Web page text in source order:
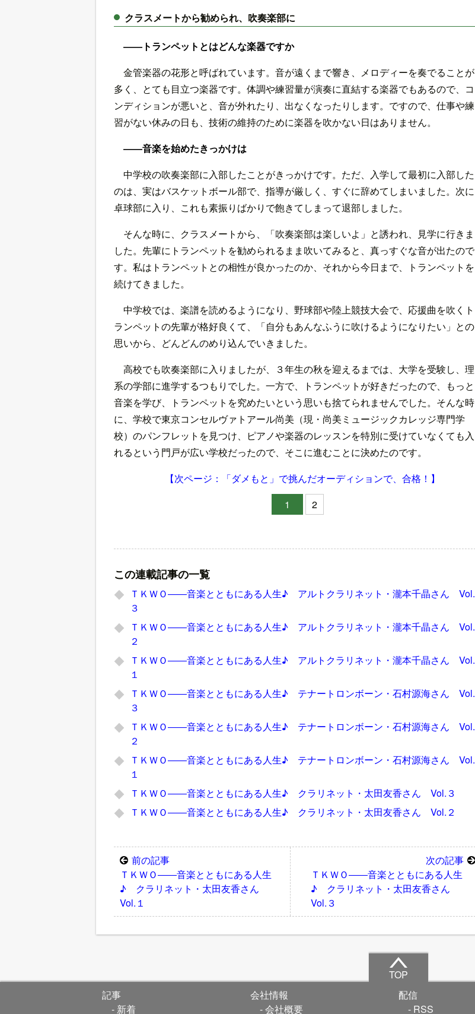
クラスメートから勧められ、吹奏楽部に
――トランペットとはどんな楽器ですか
金管楽器の花形と呼ばれています。音が遠くまで響き、メロディーを奏でることが
多く、とても目立つ楽器です。体調や練習量が演奏に直結する楽器でもあるので、コ
ンディションが悪いと、音が外れたり、出なくなったりします。ですので、仕事や練
習がない休みの日も、技術の維持のために楽器を吹かない日はありません。
――音楽を始めたきっかけは
中学校の吹奏楽部に入部したことがきっかけです。ただ、入学して最初に入部した
のは、実はバスケットボール部で、指導が厳しく、すぐに辞めてしまいました。次に
卓球部に入り、これも素振りばかりで飽きてしまって退部しました。
そんな時に、クラスメートから、「吹奏楽部は楽しいよ」と誘われ、見学に行きま
した。先輩にトランペットを勧められるまま吹いてみると、真っすぐな音が出たので
す。私はトランペットとの相性が良かったのか、それから今日まで、トランペットを
続けてきました。
中学校では、楽譜を読めるようになり、野球部や陸上競技大会で、応援曲を吹くト
ランペットの先輩が格好良くて、「自分もあんなふうに吹けるようになりたい」との
思いから、どんどんのめり込んでいきました。
高校でも吹奏楽部に入りましたが、３年生の秋を迎えるまでは、大学を受験し、理
系の学部に進学するつもりでした。一方で、トランペットが好きだったので、もっと
音楽を学び、トランペットを究めたいという思いも捨てられませんでした。そんな時
に、学校で東京コンセルヴァトアール尚美（現・尚美ミュージックカレッジ専門学
校）のパンフレットを見つけ、ピアノや楽器のレッスンを特別に受けていなくても入
れるという門戸が広い学校だったので、そこに進むことに決めたのです。
【次ページ：「ダメもと」で挑んだオーディションで、合格！】
1
2
この連載記事の一覧
ＴＫＷＯ――音楽とともにある人生♪ アルトクラリネット・瀧本千晶さん Vol.
３
ＴＫＷＯ――音楽とともにある人生♪ アルトクラリネット・瀧本千晶さん Vol.
２
ＴＫＷＯ――音楽とともにある人生♪ アルトクラリネット・瀧本千晶さん Vol.
１
ＴＫＷＯ――音楽とともにある人生♪ テナートロンボーン・石村源海さん Vol.
３
ＴＫＷＯ――音楽とともにある人生♪ テナートロンボーン・石村源海さん Vol.
２
ＴＫＷＯ――音楽とともにある人生♪ テナートロンボーン・石村源海さん Vol.
１
ＴＫＷＯ――音楽とともにある人生♪ クラリネット・太田友香さん Vol.３
ＴＫＷＯ――音楽とともにある人生♪ クラリネット・太田友香さん Vol.２
前の記事
ＴＫＷＯ――音楽とともにある人生
♪ クラリネット・太田友香さん
Vol.１
次の記事
ＴＫＷＯ――音楽とともにある人生
♪ クラリネット・太田友香さん
Vol.３
TOP
記事
新着
会社情報
会社概要
配信
RSS